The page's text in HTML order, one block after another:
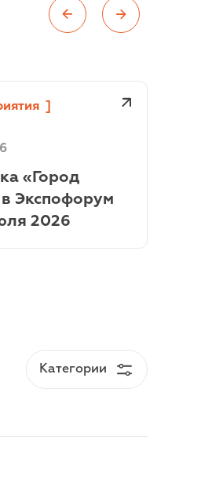
«Город
Экспофорум
2026